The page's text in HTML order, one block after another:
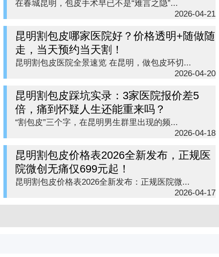
在春城昆明，包皮手术早已不是“难言之隐”...
2026-04-21
昆明割包皮哪家医院好？价格透明+随做随
走，当天预约当天割！
昆明割包皮医院全景速览 在昆明，做包皮环切...
2026-04-20
昆明割包皮踩坑实录：3家医院报价差5
倍，痛到怀疑人生还能重来吗？
“割包皮”三个字，在昆明男生群里出现的频...
2026-04-18
昆明割包皮价格表2026全新发布，正规医
院微创无痛仅699元起！
昆明割包皮价格表2026全新发布：正规医院微...
2026-04-17